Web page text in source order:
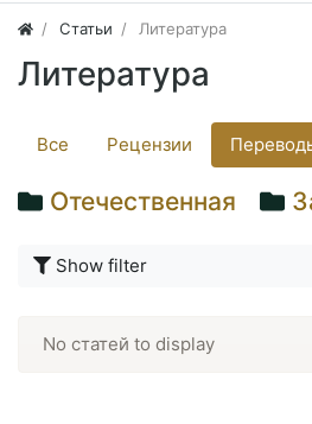
Статьи Литература
Литература
Все Рецензии
Отечественная
Show filter
No статей to display